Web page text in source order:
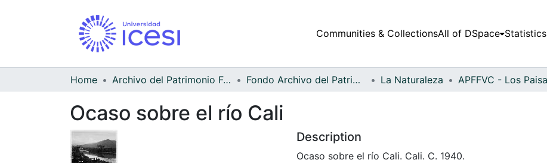
Communities & CollectionsAll of DSpace Statistics
Home Archivo del Patrimonio Fotográfico y Fílmico del Valle del Cauca Fondo Archivo del Patrimonio Fotográfico y Fílmico del Valle del Cauca La Naturaleza
Ocaso sobre el río Cali
Description
Ocaso sobre el río Cali. Cali. C. 1940.